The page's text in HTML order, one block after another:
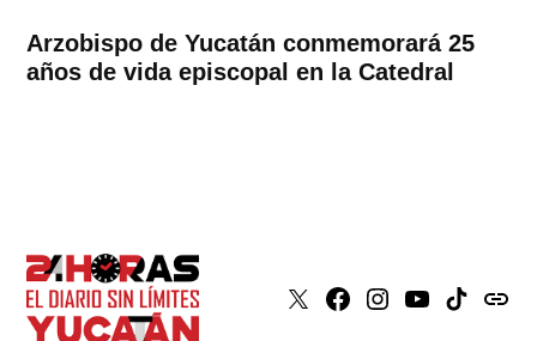
Arzobispo de Yucatán conmemorará 25
años de vida episcopal en la Catedral
X Faceboook
Instagram
YoutubeTiktokissuu